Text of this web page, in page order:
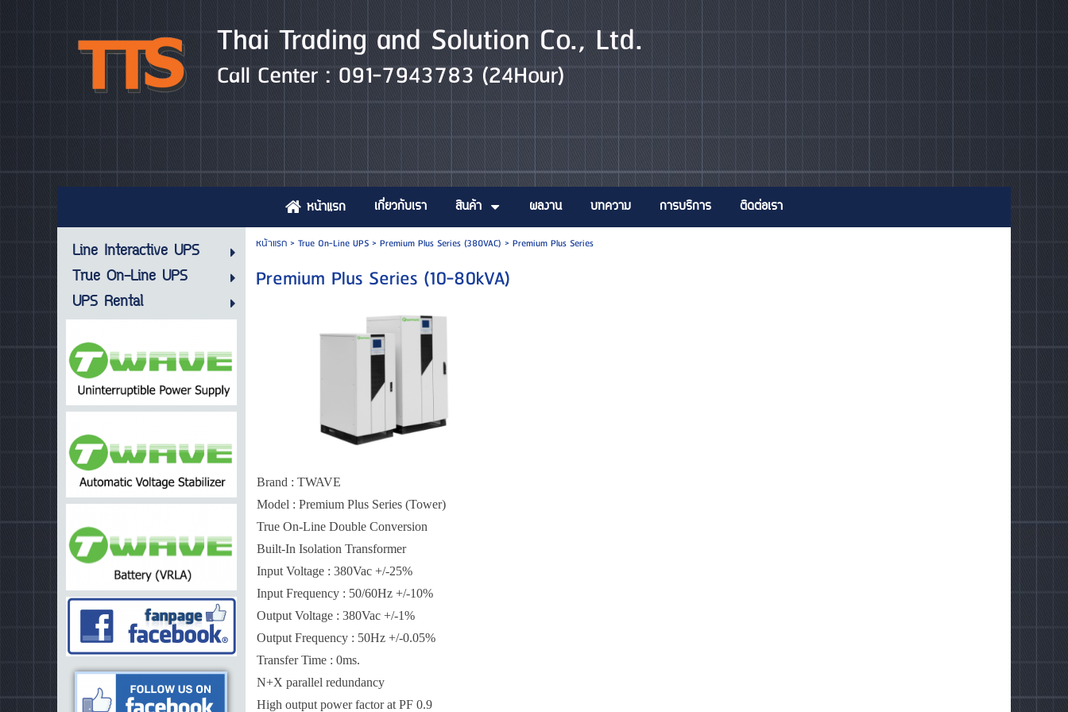
Thai Trading and Solution Co., Ltd.
Call Center : 091-7943783 (24Hour)
หน้าแรก เกี่ยวกับเรา สินค้า ผลงาน บทความ การบริการ ติดต่อเรา
Line Interactive UPS
True On-Line UPS
UPS Rental
หน้าแรก> True On-Line UPS> Premium Plus Series (380VAC) > Premium Plus Series
Premium Plus Series (10-80kVA)
Brand : TWAVE
Model : Premium Plus Series (Tower)
True On-Line Double Conversion
Built-In Isolation Transformer
Input Voltage : 380Vac +/-25%
Input Frequency : 50/60Hz +/-10%
Output Voltage : 380Vac +/-1%
Output Frequency : 50Hz +/-0.05%
Transfer Time : 0ms.
N+X parallel redundancy
High output power factor at PF 0.9